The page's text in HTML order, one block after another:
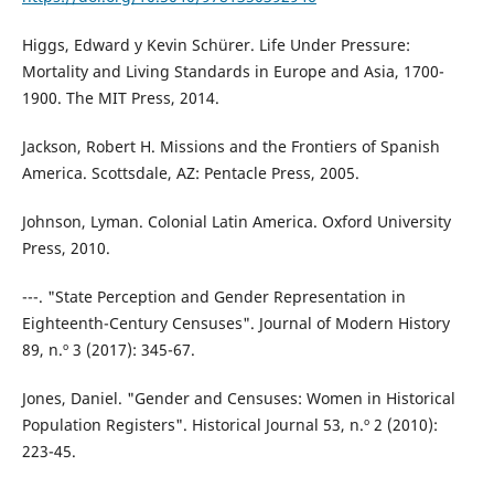
Higgs, Edward y Kevin Schürer. Life Under Pressure:
Mortality and Living Standards in Europe and Asia, 1700-
1900. The MIT Press, 2014.
Jackson, Robert H. Missions and the Frontiers of Spanish
America. Scottsdale, AZ: Pentacle Press, 2005.
Johnson, Lyman. Colonial Latin America. Oxford University
Press, 2010.
---. "State Perception and Gender Representation in
Eighteenth-Century Censuses". Journal of Modern History
89, n.º 3 (2017): 345-67.
Jones, Daniel. "Gender and Censuses: Women in Historical
Population Registers". Historical Journal 53, n.º 2 (2010):
223-45.